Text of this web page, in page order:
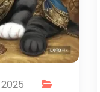
Kesen